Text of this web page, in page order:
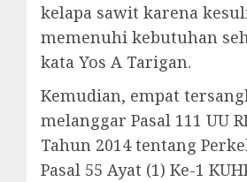
kelapa sawit karena
memenuhi kebutuhan
kata Yos A Tarigan.
Kemudian, empat
melanggar Pasal 111 UU
Tahun 2014 tentang
Pasal 55 Ayat (1) Ke-1